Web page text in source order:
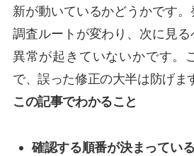
新が動いているかどうかです
調査ルートが変わり、次に見
異常が起きていないかです。
で、誤った修正の大半は防げま
この記事でわかること
確認する順番が決まっている